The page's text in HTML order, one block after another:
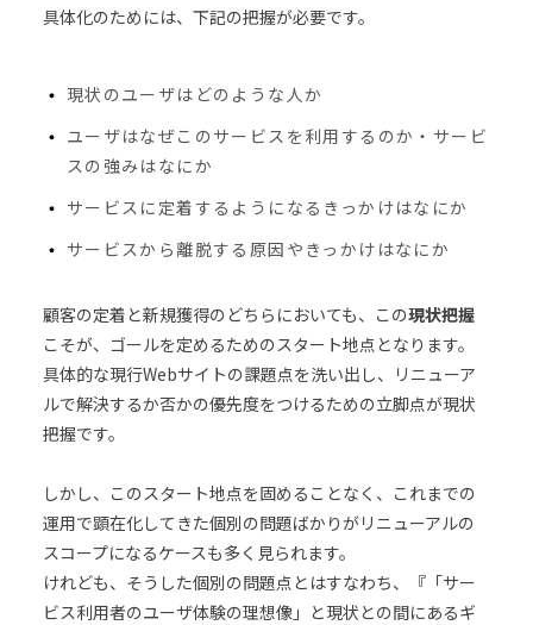
具体化のためには、下記の把握が必要です。
現状のユーザはどのような人か
ユーザはなぜこのサービスを利用するのか・サービ
スの強みはなにか
サービスに定着するようになるきっかけはなにか
サービスから離脱する原因やきっかけはなにか
顧客の定着と新規獲得のどちらにおいても、この現状把握
こそが、ゴールを定めるためのスタート地点となります。
具体的な現行Webサイトの課題点を洗い出し、リニューア
ルで解決するか否かの優先度をつけるための立脚点が現状
把握です。
しかし、このスタート地点を固めることなく、これまでの
運用で顕在化してきた個別の問題ばかりがリニューアルの
スコープになるケースも多く見られます。
けれども、そうした個別の問題点とはすなわち、『「サー
ビス利用者のユーザ体験の理想像」と現状との間にあるギ